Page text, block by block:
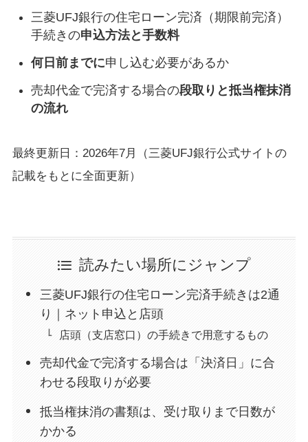
三菱UFJ銀行の住宅ローン完済（期限前完済）
手続きの申込方法と手数料
何日前までに申し込む必要があるか
売却代金で完済する場合の段取りと抵当権抹消
の流れ
最終更新日：2026年7月（三菱UFJ銀行公式サイトの
記載をもとに全面更新）
読みたい場所にジャンプ
三菱UFJ銀行の住宅ローン完済手続きは2通
り｜ネット申込と店頭
店頭（支店窓口）の手続きで用意するもの
売却代金で完済する場合は「決済日」に合
わせる段取りが必要
抵当権抹消の書類は、受け取りまで日数が
かかる